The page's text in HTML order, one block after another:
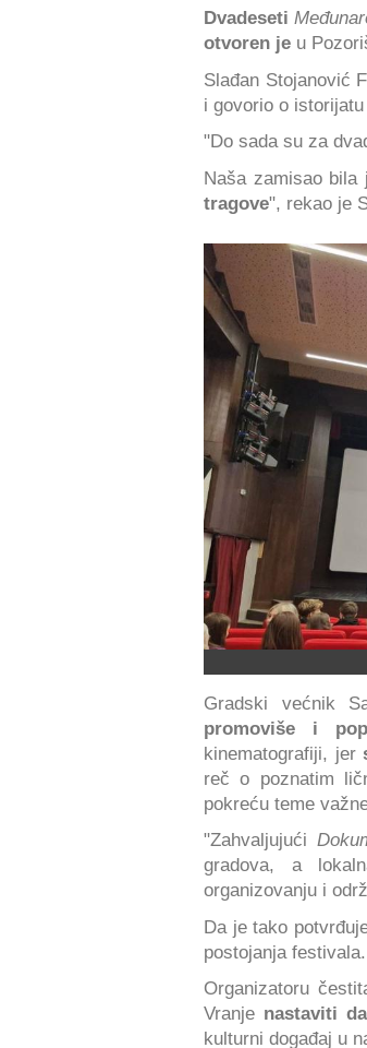
Dvadeseti
otvoren je u
Slađan Stojanović
i govorio o
"Do sada su za
Naša zamisao bila
tragove", rekao je
Gradski većnik
promoviše i
kinematografiji, jer
reč o poznatim
pokreću teme
"Zahvaljujući
gradova, a
organizovanju i
Da je tako
postojanja festivala.
Organizatoru
Vranje nastaviti
kulturni događaj u